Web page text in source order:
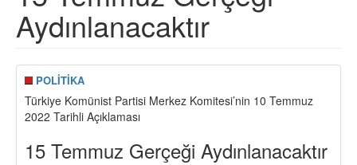
Aydınlanacaktır
POLİTİKA
Türkiye Komünist Partisi Merkez Komitesi’nin 10 Temmuz
2022 Tarihli Açıklaması
15 Temmuz Gerçeği Aydınlanacaktır